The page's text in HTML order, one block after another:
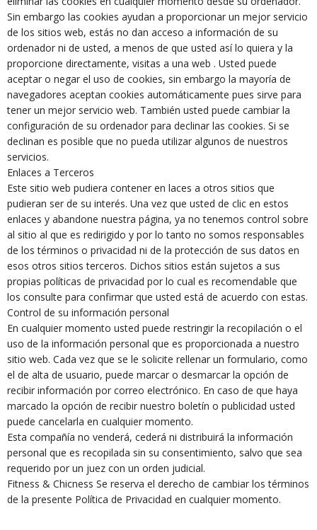
Sin embargo las cookies ayudan a proporcionar un mejor servicio
de los sitios web, estás no dan acceso a información de su
ordenador ni de usted, a menos de que usted así lo quiera y la
proporcione directamente, visitas a una web . Usted puede
aceptar o negar el uso de cookies, sin embargo la mayoría de
navegadores aceptan cookies automáticamente pues sirve para
tener un mejor servicio web. También usted puede cambiar la
configuración de su ordenador para declinar las cookies. Si se
declinan es posible que no pueda utilizar algunos de nuestros
servicios.
Enlaces a Terceros
Este sitio web pudiera contener en laces a otros sitios que
pudieran ser de su interés. Una vez que usted de clic en estos
enlaces y abandone nuestra página, ya no tenemos control sobre
al sitio al que es redirigido y por lo tanto no somos responsables
de los términos o privacidad ni de la protección de sus datos en
esos otros sitios terceros. Dichos sitios están sujetos a sus
propias políticas de privacidad por lo cual es recomendable que
los consulte para confirmar que usted está de acuerdo con estas.
Control de su información personal
En cualquier momento usted puede restringir la recopilación o el
uso de la información personal que es proporcionada a nuestro
sitio web. Cada vez que se le solicite rellenar un formulario, como
el de alta de usuario, puede marcar o desmarcar la opción de
recibir información por correo electrónico. En caso de que haya
marcado la opción de recibir nuestro boletín o publicidad usted
puede cancelarla en cualquier momento.
Esta compañía no venderá, cederá ni distribuirá la información
personal que es recopilada sin su consentimiento, salvo que sea
requerido por un juez con un orden judicial.
Fitness & Chicness Se reserva el derecho de cambiar los términos
de la presente Política de Privacidad en cualquier momento.